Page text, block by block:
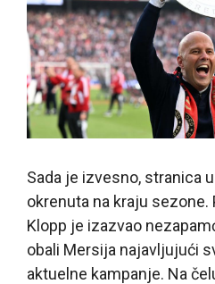
Sada je izvesno, stranica
okrenuta na kraju
Klopp je izazvao
obali Mersija najavljujući
aktuelne kampanje. Na